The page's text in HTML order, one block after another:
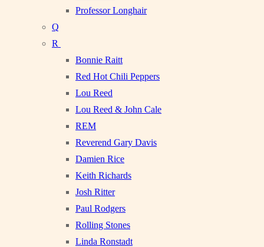
Professor Longhair
Q
R
Bonnie Raitt
Red Hot Chili Peppers
Lou Reed
Lou Reed & John Cale
REM
Reverend Gary Davis
Damien Rice
Keith Richards
Josh Ritter
Paul Rodgers
Rolling Stones
Linda Ronstadt